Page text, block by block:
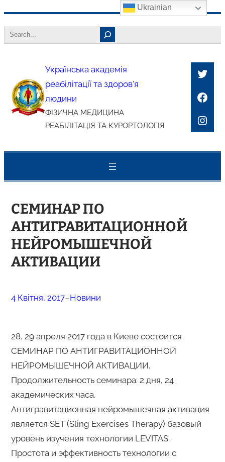
до
Search
Українська академія
реабілітації та здоров'я
людини
ФІЗИЧНА МЕДИЦИНА
РЕАБІЛІТАЦІЯ ТА КУРОРТОЛОГІЯ
СЕМИНАР ПО
АНТИГРАВИТАЦИОННОЙ
НЕЙРОМЫШЕЧНОЙ
АКТИВАЦИИ
4 Квітня, 2017–Новини
28, 29 апреля 2017 года в Киеве состоится
СЕМИНАР ПО АНТИГРАВИТАЦИОННОЙ
НЕЙРОМЫШЕЧНОЙ АКТИВАЦИИ.
Продолжительность семинара: 2 дня, 24
академических часа.
Антигравитационная нейромышечная активация
является SET (Sling Exercises Therapy) базовый
уровень изучения технологии LEVITAS.
Простота и эффективность технологии с
Ukrainian